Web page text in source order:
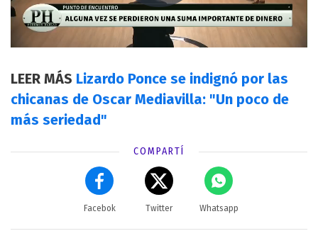
LEER MÁS Lizardo Ponce se indignó por las
chicanas de Oscar Mediavilla: "Un poco de
más seriedad"
COMPARTÍ
Facebok Twitter Whatsapp